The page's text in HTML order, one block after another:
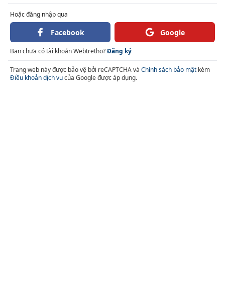
Hoặc đăng nhập qua
Facebook Google
Bạn chưa có tài khoản Webtretho?Đăng ký
Trang web này được bảo vệ bởi reCAPTCHA và Chính sách bảo mật kèm
Điều khoản dịch vụcủa Google được áp dụng.